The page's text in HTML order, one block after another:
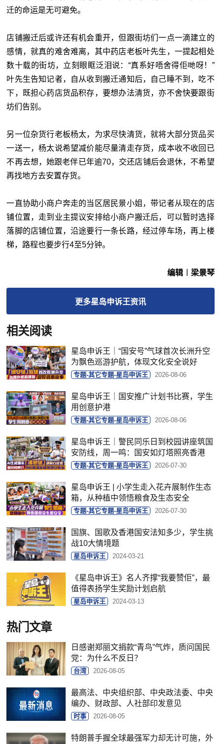
迁的命运是无可避免。
店铺搬迁后或许还有机会重开，但跟街坊们一点一滴建立的
感情，就真的难舍难离，其中药店老板叶先生，一提起相处
数十载的街坊，立刻眼眶泛泪说：“真系好唔舍得佢哋呀！”
叶先生告知记者，自从收到搬迁通知后，自己睡不到，吃不
下，既担心药店货品积存，要想办法清货，亦不舍快要跟街
坊们告别。
另一位杂货行老板杨太，为求尽快清货，就将大部分货品买
一送一，杨太说希望减价能尽量清走存货，成本收不收回已
不再去想，她跟老伴已年逾70，交还店铺后会退休，不希望
再找地方去安置存货。
一直协助小商户奔走的当区居民景小姐，带记者从现在的店
铺位置，走到业主提议安排给小商户搬迁后，可以暂时选择
落脚的店铺位置，沿途要行一条长路，经过停车场，再上楼
梯，路程也要步行4至5分钟。
编辑︱梁景琴
更多星岛申诉王资讯
相关阅读
星岛申诉王｜“国安号”气球首次长洲升空
为飘色巡游护航，体现文化安全说好
专题-其它专题-星岛申诉王 2026-08-06
星岛申诉王｜国安推广计划书比赛，学生
用创意护港
专题-其它专题-星岛申诉王 2026-08-06
星岛申诉王｜警民同乐日到校园讲座筑国
安防线，周一鸣：国安如灯塔照亮香港
专题-其它专题-星岛申诉王 2026-07-30
星岛申诉王 | 小学生走入花卉展制作生态
箱，从种植中领悟粮食及生态安全
专题-其它专题-星岛申诉王 2026-07-30
国旗、国歌及香港国安法知多少，学生挑
战10大情境题
星岛申诉王 2024-03-21
《星岛申诉王》名人齐撑“我要赞佢”，最
值得表扬学生奖励计划启航
星岛申诉王 2024-03-13
热门文章
日感谢郑丽文捐款“青鸟”气炸，质问国民
党：为什么不反日？
台湾 2026-08-05
最高法、中央组织部、中央政法委、中央
编办、财政部、人社部印发意见
时事 2026-08-05
特朗普手握全球最强军力却无计可施，外